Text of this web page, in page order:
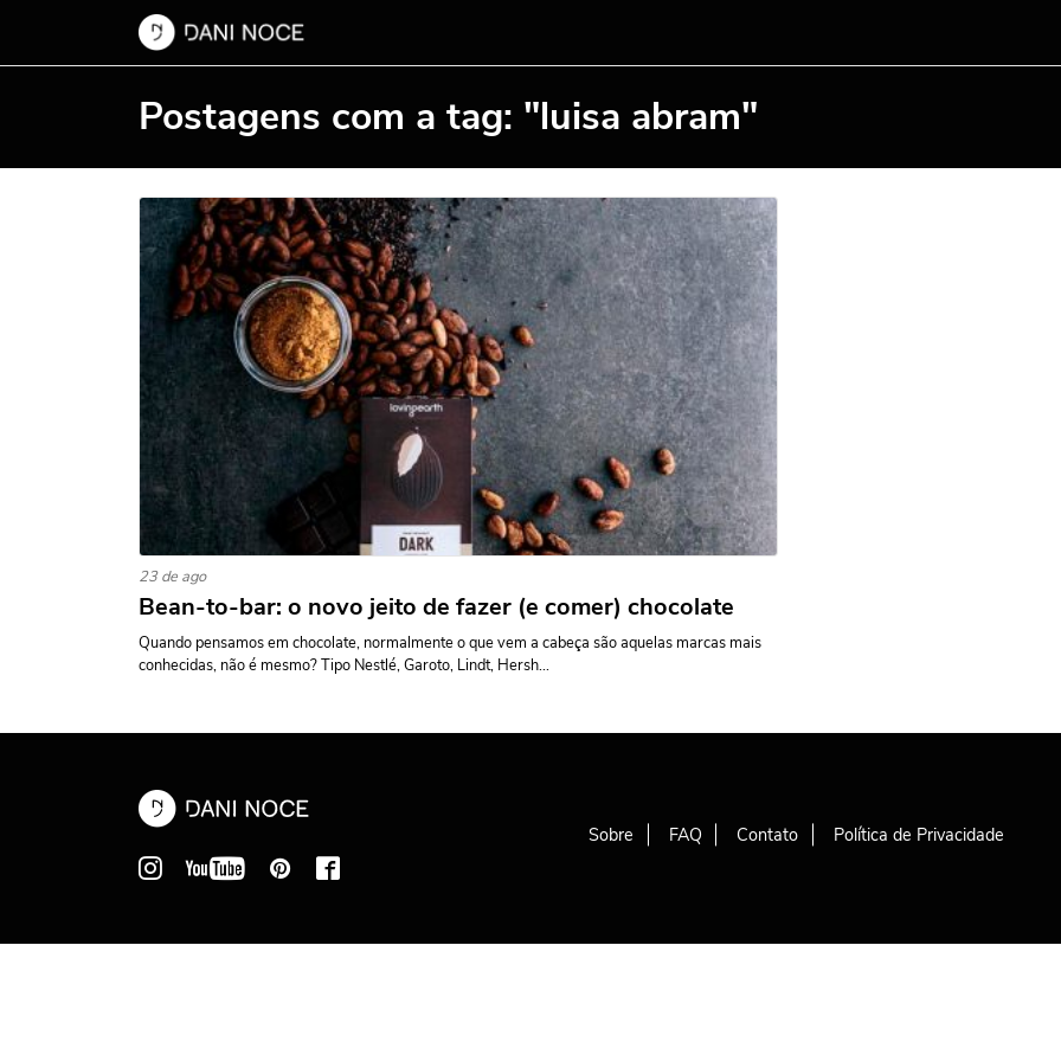
Postagens com a tag: "luisa abram"
23 de ago
Bean-to-bar: o novo jeito de fazer (e comer) chocolate
Quando pensamos em chocolate, normalmente o que vem a cabeça são aquelas marcas mais
conhecidas, não é mesmo? Tipo Nestlé, Garoto, Lindt, Hersh...
Sobre FAQ Contato Política de Privacidade